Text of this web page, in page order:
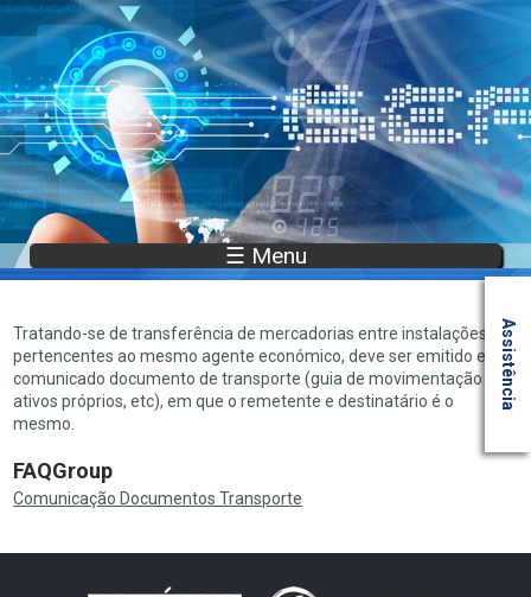
☰ Menu
Assistência
Tratando-se de transferência de mercadorias entre instalações
pertencentes ao mesmo agente económico, deve ser emitido e
comunicado documento de transporte (guia de movimentação de
ativos próprios, etc), em que o remetente e destinatário é o
mesmo.
FAQGroup
Comunicação Documentos Transporte